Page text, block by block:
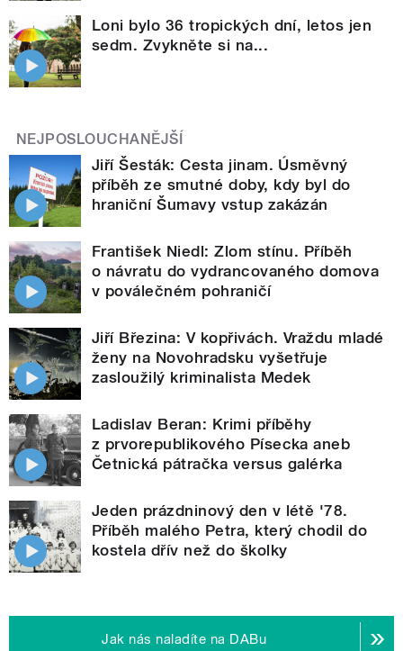
Loni bylo 36 tropických dní, letos jen
sedm. Zvykněte si na...
NEJPOSLOUCHANĚJŠÍ
Jiří Šesták: Cesta jinam. Úsměvný
příběh ze smutné doby, kdy byl do
hraniční Šumavy vstup zakázán
František Niedl: Zlom stínu. Příběh
o návratu do vydrancovaného domova
v poválečném pohraničí
Jiří Březina: V kopřivách. Vraždu mladé
ženy na Novohradsku vyšetřuje
zasloužilý kriminalista Medek
Ladislav Beran: Krimi příběhy
z prvorepublikového Písecka aneb
Četnická pátračka versus galérka
Jeden prázdninový den v létě '78.
Příběh malého Petra, který chodil do
kostela dřív než do školky
Jak nás naladíte na DABu